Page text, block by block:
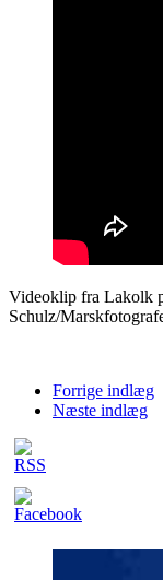
Videoklip fra Lakolk
Schulz/
Forrige indlæg
Næste indlæg